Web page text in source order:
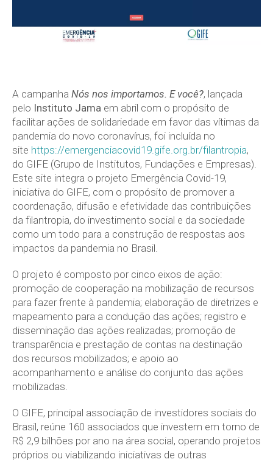
A campanha Nós nos importamos. E você?, lançada
pelo Instituto Jama em abril com o propósito de
facilitar ações de solidariedade em favor das vítimas da
pandemia do novo coronavírus, foi incluída no
site https://emergenciacovid19.gife.org.br/filantropia,
do GIFE (Grupo de Institutos, Fundações e Empresas).
Este site integra o projeto Emergência Covid-19,
iniciativa do GIFE, com o propósito de promover a
coordenação, difusão e efetividade das contribuições
da filantropia, do investimento social e da sociedade
como um todo para a construção de respostas aos
impactos da pandemia no Brasil.
O projeto é composto por cinco eixos de ação:
promoção de cooperação na mobilização de recursos
para fazer frente à pandemia; elaboração de diretrizes e
mapeamento para a condução das ações; registro e
disseminação das ações realizadas; promoção de
transparência e prestação de contas na destinação
dos recursos mobilizados; e apoio ao
acompanhamento e análise do conjunto das ações
mobilizadas.
O GIFE, principal associação de investidores sociais do
Brasil, reúne 160 associados que investem em torno de
R$ 2,9 bilhões por ano na área social, operando projetos
próprios ou viabilizando iniciativas de outras